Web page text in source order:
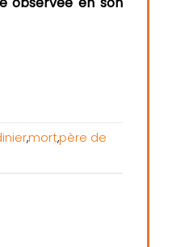
,mort,père de